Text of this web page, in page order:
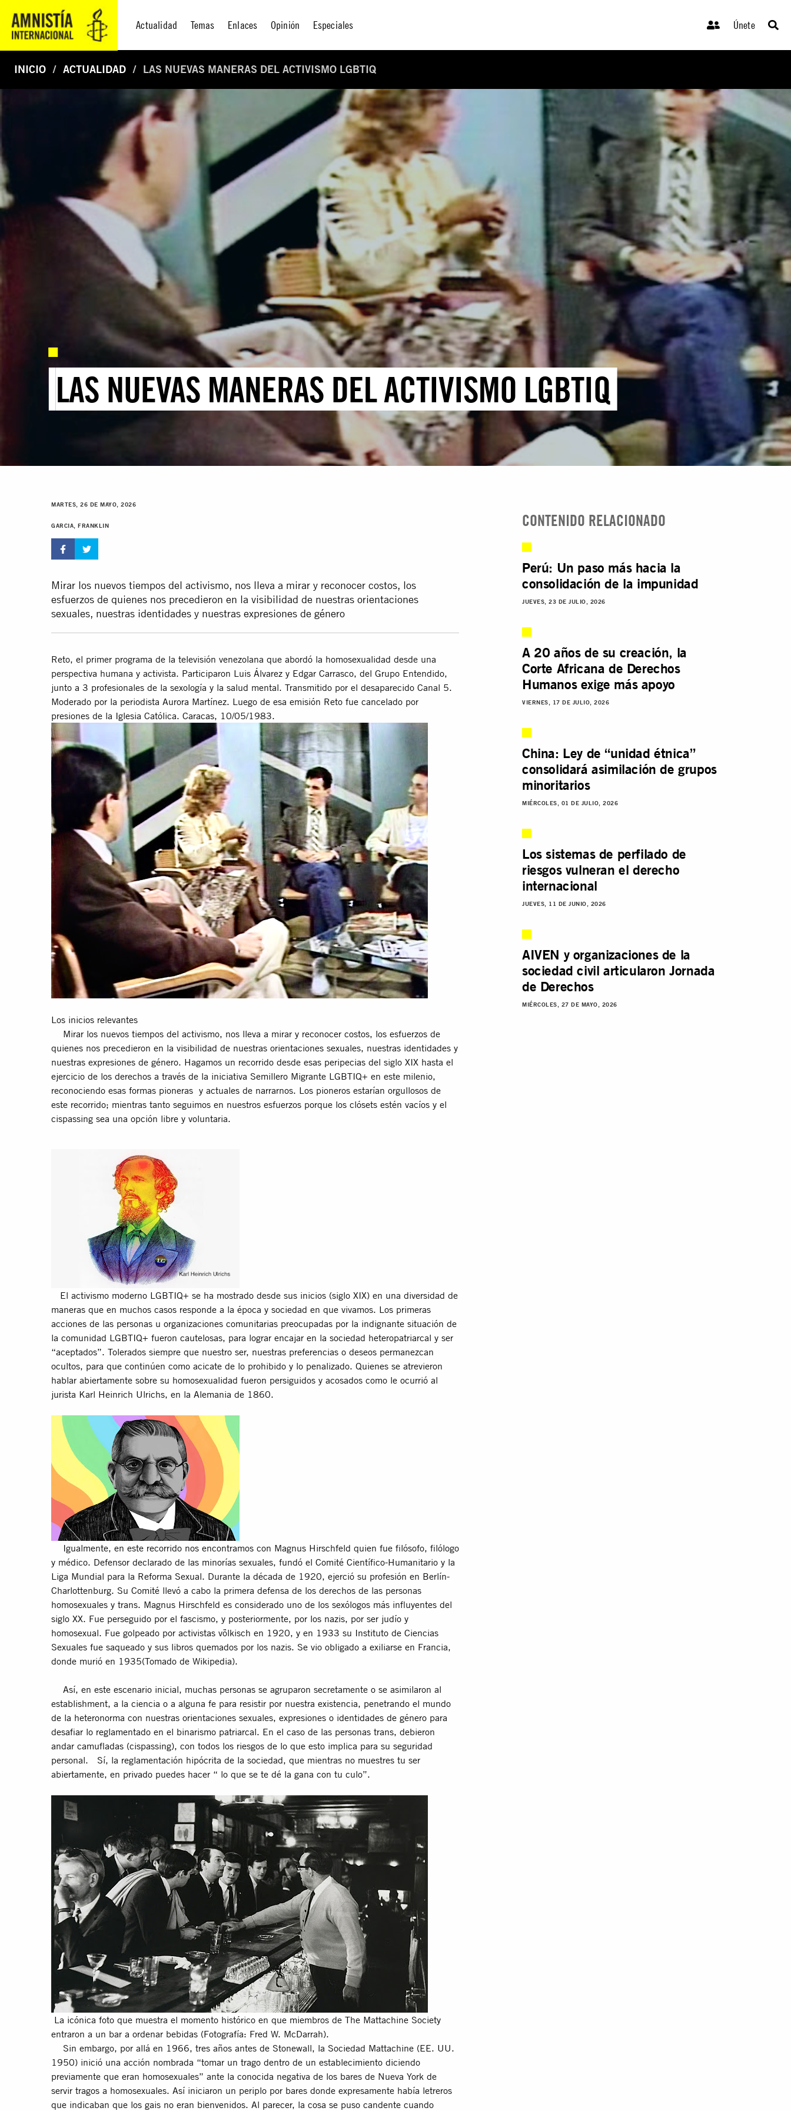
Actualidad Temas Enlaces Opinión Especiales Únete
INICIO ACTUALIDAD LAS NUEVAS MANERAS DEL ACTIVISMO LGBTIQ
LAS NUEVAS MANERAS DEL ACTIVISMO LGBTIQ
MARTES, 26 DE MAYO, 2026
GARCIA, FRANKLIN
Mirar los nuevos tiempos del activismo, nos lleva a mirar y reconocer costos, los
esfuerzos de quienes nos precedieron en la visibilidad de nuestras orientaciones
sexuales, nuestras identidades y nuestras expresiones de género
Reto, el primer programa de la televisión venezolana que abordó la homosexualidad desde una
perspectiva humana y activista. Participaron Luis Álvarez y Edgar Carrasco, del Grupo Entendido,
junto a 3 profesionales de la sexología y la salud mental. Transmitido por el desaparecido Canal 5.
Moderado por la periodista Aurora Martínez. Luego de esa emisión Reto fue cancelado por
presiones de la Iglesia Católica. Caracas, 10/05/1983.
Los inicios relevantes
Mirar los nuevos tiempos del activismo, nos lleva a mirar y reconocer costos, los esfuerzos de
quienes nos precedieron en la visibilidad de nuestras orientaciones sexuales, nuestras identidades y
nuestras expresiones de género. Hagamos un recorrido desde esas peripecias del siglo XIX hasta el
ejercicio de los derechos a través de la iniciativa Semillero Migrante LGBTIQ+ en este milenio,
reconociendo esas formas pioneras y actuales de narrarnos. Los pioneros estarían orgullosos de
este recorrido; mientras tanto seguimos en nuestros esfuerzos porque los clósets estén vacíos y el
cispassing sea una opción libre y voluntaria.
El activismo moderno LGBTIQ+ se ha mostrado desde sus inicios (siglo XIX) en una diversidad de
maneras que en muchos casos responde a la época y sociedad en que vivamos. Los primeras
acciones de las personas u organizaciones comunitarias preocupadas por la indignante situación de
la comunidad LGBTIQ+ fueron cautelosas, para lograr encajar en la sociedad heteropatriarcal y ser
“aceptados”. Tolerados siempre que nuestro ser, nuestras preferencias o deseos permanezcan
ocultos, para que continúen como acicate de lo prohibido y lo penalizado. Quienes se atrevieron
hablar abiertamente sobre su homosexualidad fueron persiguidos y acosados como le ocurrió al
jurista Karl Heinrich Ulrichs, en la Alemania de 1860.
Igualmente, en este recorrido nos encontramos con Magnus Hirschfeld quien fue filósofo, filólogo
y médico. Defensor declarado de las minorías sexuales, fundó el Comité Científico-Humanitario y la
Liga Mundial para la Reforma Sexual. Durante la década de 1920, ejerció su profesión en Berlín-
Charlottenburg. Su Comité llevó a cabo la primera defensa de los derechos de las personas
homosexuales y trans. Magnus Hirschfeld es considerado uno de los sexólogos más influyentes del
siglo XX. Fue perseguido por el fascismo, y posteriormente, por los nazis, por ser judío y
homosexual. Fue golpeado por activistas völkisch en 1920, y en 1933 su Instituto de Ciencias
Sexuales fue saqueado y sus libros quemados por los nazis. Se vio obligado a exiliarse en Francia,
donde murió en 1935(Tomado de Wikipedia).
Así, en este escenario inicial, muchas personas se agruparon secretamente o se asimilaron al
establishment, a la ciencia o a alguna fe para resistir por nuestra existencia, penetrando el mundo
de la heteronorma con nuestras orientaciones sexuales, expresiones o identidades de género para
desafiar lo reglamentado en el binarismo patriarcal. En el caso de las personas trans, debieron
andar camufladas (cispassing), con todos los riesgos de lo que esto implica para su seguridad
personal. Sí, la reglamentación hipócrita de la sociedad, que mientras no muestres tu ser
abiertamente, en privado puedes hacer “ lo que se te dé la gana con tu culo”.
La icónica foto que muestra el momento histórico en que miembros de The Mattachine Society
entraron a un bar a ordenar bebidas (Fotografía: Fred W. McDarrah).
Sin embargo, por allá en 1966, tres años antes de Stonewall, la Sociedad Mattachine (EE. UU.
1950) inició una acción nombrada “tomar un trago dentro de un establecimiento diciendo
previamente que eran homosexuales” ante la conocida negativa de los bares de Nueva York de
servir tragos a homosexuales. Así iniciaron un periplo por bares donde expresamente había letreros
que indicaban que los gais no eran bienvenidos. Al parecer, la cosa se puso candente cuando
CONTENIDO RELACIONADO
Perú: Un paso más hacia la
consolidación de la impunidad
JUEVES, 23 DE JULIO, 2026
A 20 años de su creación, la
Corte Africana de Derechos
Humanos exige más apoyo
VIERNES, 17 DE JULIO, 2026
China: Ley de “unidad étnica”
consolidará asimilación de grupos
minoritarios
MIÉRCOLES, 01 DE JULIO, 2026
Los sistemas de perfilado de
riesgos vulneran el derecho
internacional
JUEVES, 11 DE JUNIO, 2026
AIVEN y organizaciones de la
sociedad civil articularon Jornada
de Derechos
MIÉRCOLES, 27 DE MAYO, 2026